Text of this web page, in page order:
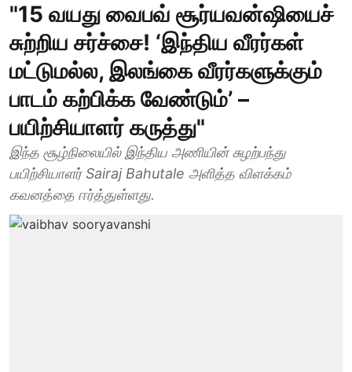
"15 வயது வைபவ் சூர்யவன்ஷியைச்
சுற்றிய சர்ச்சை! ‘இந்திய வீரர்கள்
மட்டுமல்ல, இலங்கை வீரர்களுக்கும்
பாடம் கற்பிக்க வேண்டும்’ –
பயிற்சியாளர் கருத்து"
இந்த சூழ்நிலையில் இந்திய அணியின் சுழற்பந்து
பயிற்சியாளர் Sairaj Bahutale அளித்த விளக்கம்
கவனத்தை ஈர்த்துள்ளது.